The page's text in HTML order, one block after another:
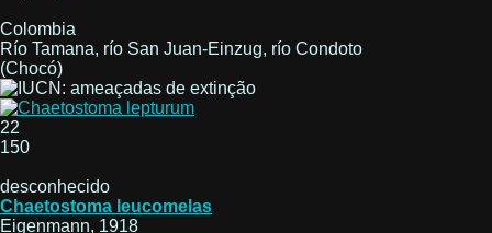
Colombia
Río Tamana, río San Juan-Einzug, río Condoto
(Chocó)
22
150
desconhecido
Chaetostoma leucomelas
Eigenmann, 1918